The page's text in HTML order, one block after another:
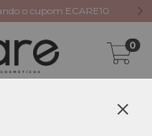
o cupom ECARE10
0